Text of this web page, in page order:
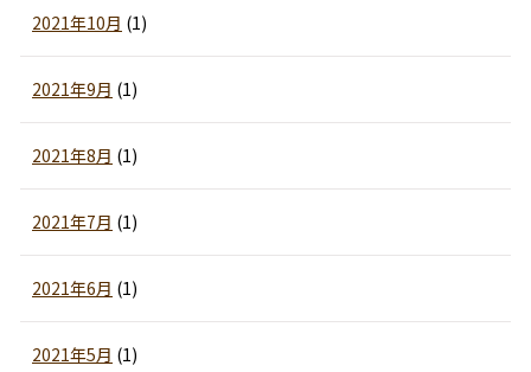
2021年10月 (1)
2021年9月 (1)
2021年8月 (1)
2021年7月 (1)
2021年6月 (1)
2021年5月 (1)